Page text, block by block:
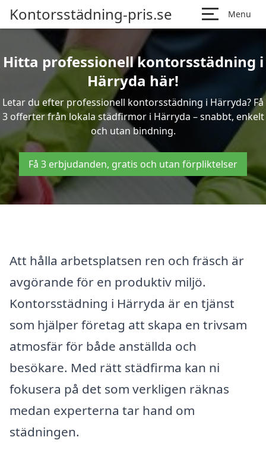
Kontorsstädning-pris.se Menu
Hitta professionell kontorsstädning i
Härryda här!
Letar du efter professionell kontorsstädning i Härryda? Få
3 offerter från lokala städfirmor i Härryda – snabbt, enkelt
och utan bindning.
Få 3 erbjudanden, gratis och utan förpliktelser
Att hålla arbetsplatsen ren och fräsch är
avgörande för en produktiv miljö.
Kontorsstädning i Härryda är en tjänst
som hjälper företag att skapa en trivsam
atmosfär för både anställda och
besökare. Med rätt städfirma kan ni
fokusera på det som verkligen räknas
medan experterna tar hand om
städningen.